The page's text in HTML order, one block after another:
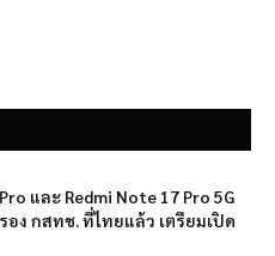
Pro และ Redmi Note 17 Pro 5G
อง กสทช. ที่ไทยแล้ว เตรียมเปิด